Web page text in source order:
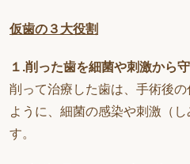
仮歯の３大役割
１.削った歯を細菌や刺激から
削って治療した歯は、手術後
ように、細菌の感染や刺激（
す。